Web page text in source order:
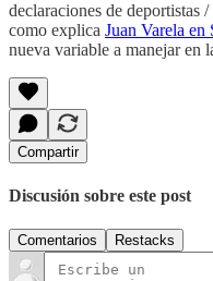
declaraciones de deportistas
como explica Juan Varela en
nueva variable a manejar en
Compartir
Discusión sobre este post
Comentarios Restacks